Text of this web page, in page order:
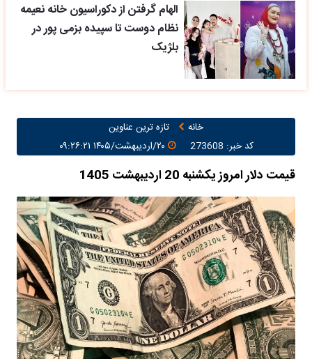
الهام گرفتن از دکوراسیون خانه نعیمه
نظام دوست تا سپیده بزمی پور در
بلژیک
خانه
تازه ترین عناوین
کد خبر: 273608
قیمت دلار امروز یکشنبه 20 اردیبهشت 1405